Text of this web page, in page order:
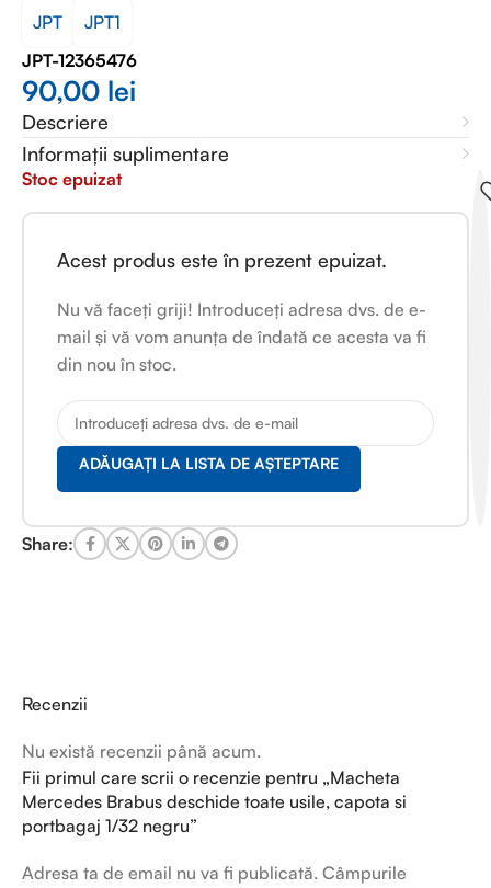
JPT
JPT1
JPT-12365476
90,00 lei
Descriere
Informații suplimentare
Stoc epuizat
Acest produs este în prezent epuizat.
Nu vă faceți griji! Introduceți adresa dvs. de e-
mail și vă vom anunța de îndată ce acesta va fi
din nou în stoc.
ADĂUGAȚI LA LISTA DE AȘTEPTARE
Share:
Recenzii
Nu există recenzii până acum.
Fii primul care scrii o recenzie pentru „Macheta
Mercedes Brabus deschide toate usile, capota si
portbagaj 1/32 negru”
Adresa ta de email nu va fi publicată. Câmpurile